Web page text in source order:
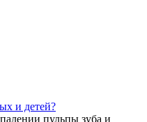
и детей?
пульпы зуба и